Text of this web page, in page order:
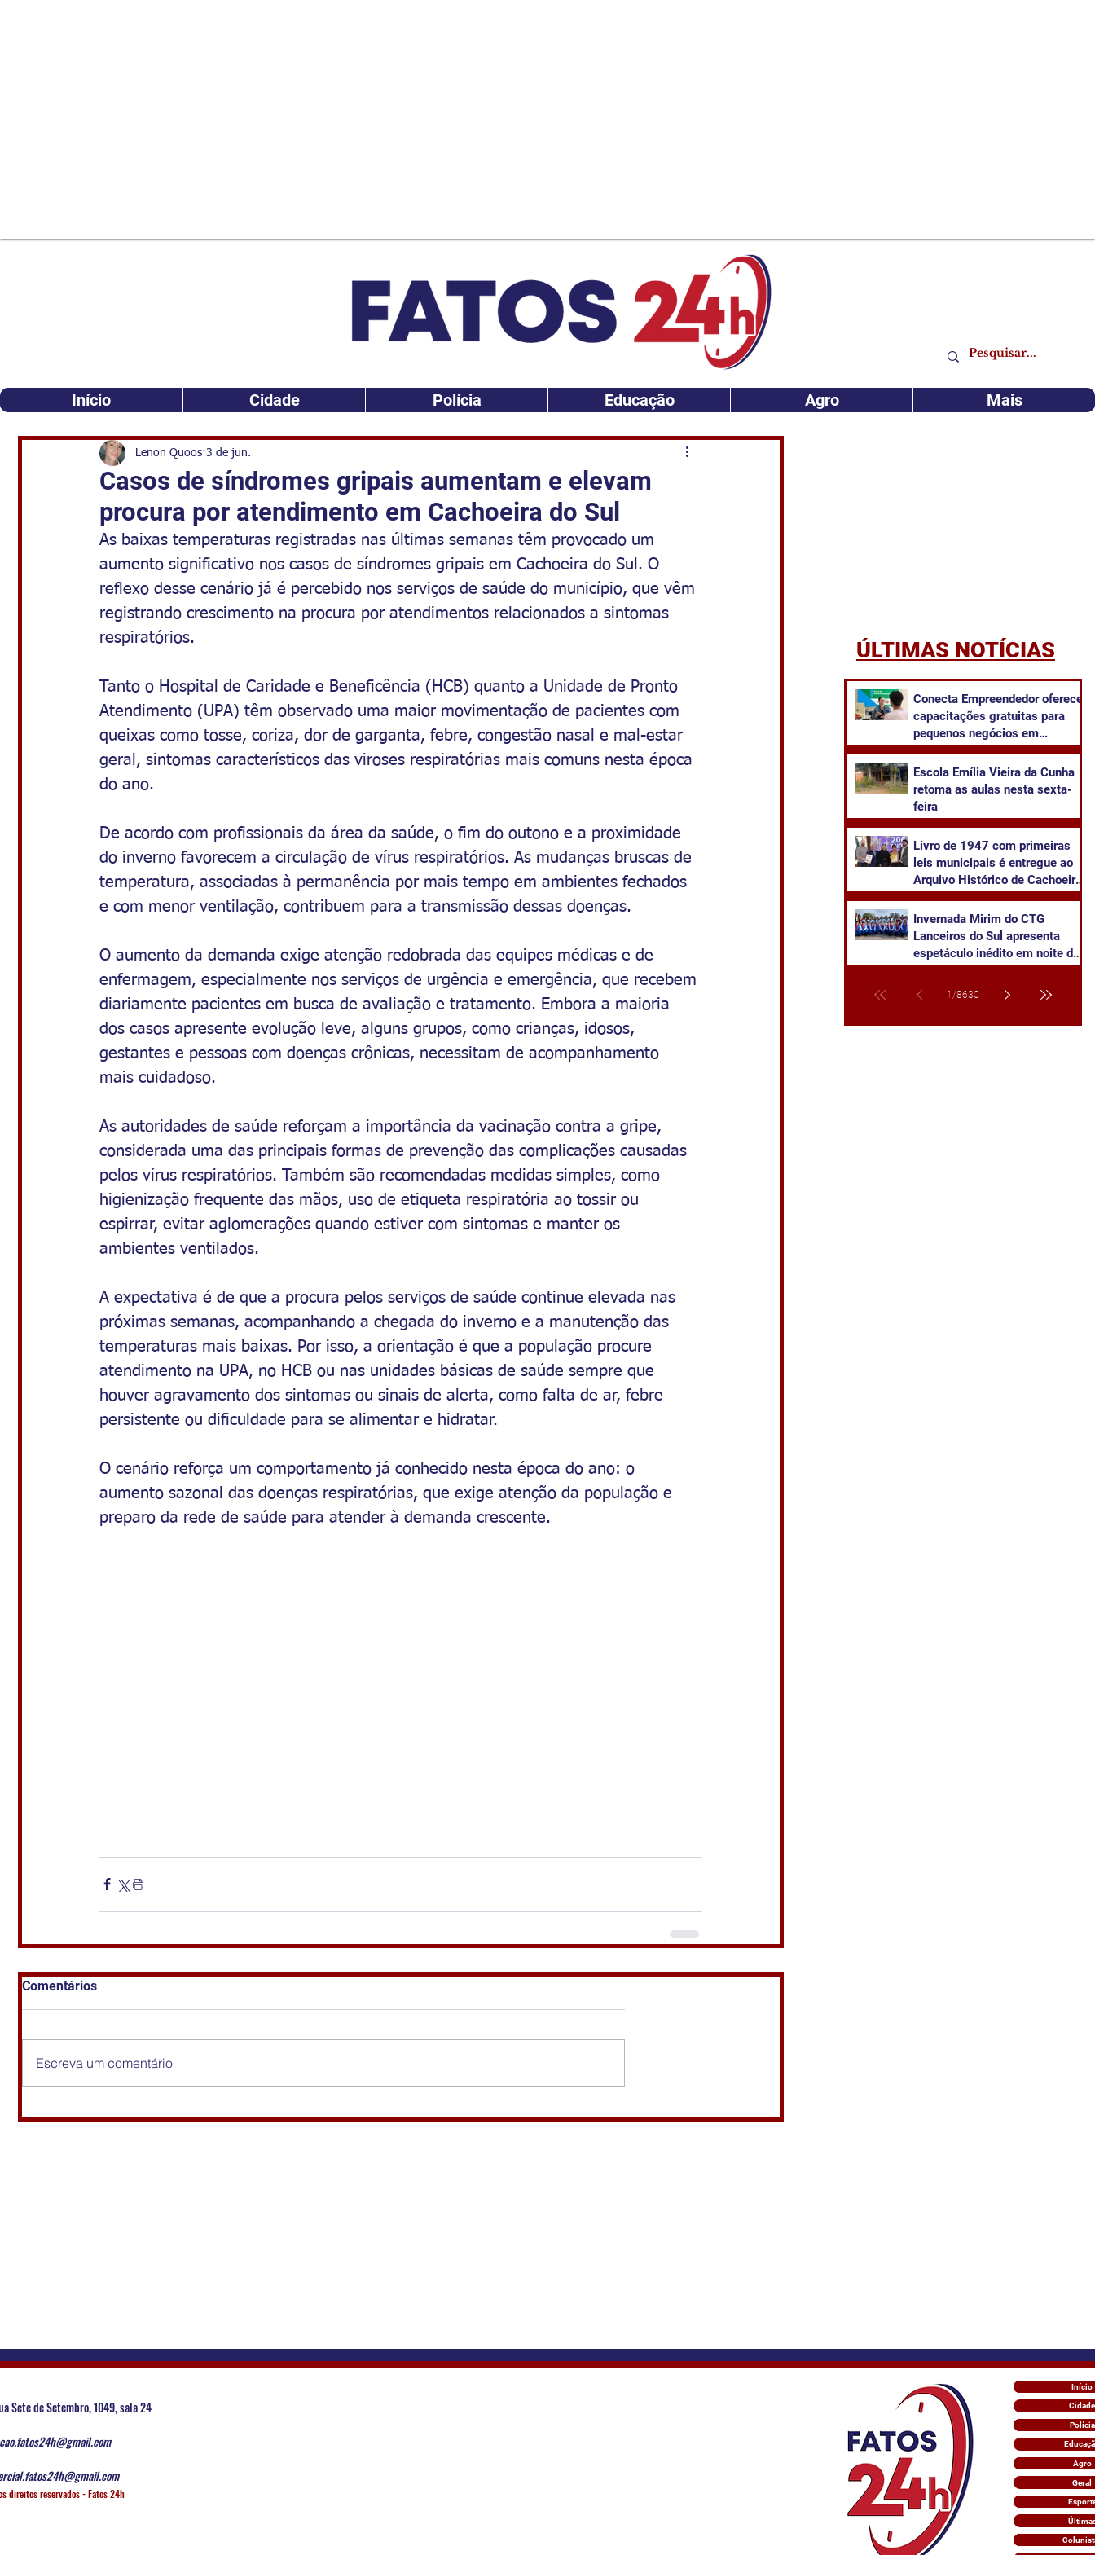
Início Cidade Polícia Educação Agro Mais
Casos de síndromes gripais aumentam e elevam
procura por atendimento em Cachoeira do Sul
Lenon Quoos 3 de jun.
As baixas temperaturas registradas nas últimas semanas têm provocado um
aumento significativo nos casos de síndromes gripais em Cachoeira do Sul. O
reflexo desse cenário já é percebido nos serviços de saúde do município, que vêm
registrando crescimento na procura por atendimentos relacionados a sintomas
respiratórios.
Tanto o Hospital de Caridade e Beneficência (HCB) quanto a Unidade de Pronto
Atendimento (UPA) têm observado uma maior movimentação de pacientes com
queixas como tosse, coriza, dor de garganta, febre, congestão nasal e mal-estar
geral, sintomas característicos das viroses respiratórias mais comuns nesta época
do ano.
De acordo com profissionais da área da saúde, o fim do outono e a proximidade
do inverno favorecem a circulação de vírus respiratórios. As mudanças bruscas de
temperatura, associadas à permanência por mais tempo em ambientes fechados
e com menor ventilação, contribuem para a transmissão dessas doenças.
O aumento da demanda exige atenção redobrada das equipes médicas e de
enfermagem, especialmente nos serviços de urgência e emergência, que recebem
diariamente pacientes em busca de avaliação e tratamento. Embora a maioria
dos casos apresente evolução leve, alguns grupos, como crianças, idosos,
gestantes e pessoas com doenças crônicas, necessitam de acompanhamento
mais cuidadoso.
As autoridades de saúde reforçam a importância da vacinação contra a gripe,
considerada uma das principais formas de prevenção das complicações causadas
pelos vírus respiratórios. Também são recomendadas medidas simples, como
higienização frequente das mãos, uso de etiqueta respiratória ao tossir ou
espirrar, evitar aglomerações quando estiver com sintomas e manter os
ambientes ventilados.
A expectativa é de que a procura pelos serviços de saúde continue elevada nas
próximas semanas, acompanhando a chegada do inverno e a manutenção das
temperaturas mais baixas. Por isso, a orientação é que a população procure
atendimento na UPA, no HCB ou nas unidades básicas de saúde sempre que
houver agravamento dos sintomas ou sinais de alerta, como falta de ar, febre
persistente ou dificuldade para se alimentar e hidratar.
O cenário reforça um comportamento já conhecido nesta época do ano: o
aumento sazonal das doenças respiratórias, que exige atenção da população e
preparo da rede de saúde para atender à demanda crescente.
Comentários
Escreva um comentário
ÚLTIMAS NOTÍCIAS
Conecta Empreendedor oferece
capacitações gratuitas para
pequenos negócios em
​Escola Emília Vieira da Cunha
retoma as aulas nesta sexta-
feira
Livro de 1947 com primeiras
leis municipais é entregue ao
Arquivo Histórico de Cachoeira
Invernada Mirim do CTG
Lanceiros do Sul apresenta
espetáculo inédito em noite de
1 /8630
Sete de Setembro, 1049, sala 24
direitos reservados - Fatos 24h
Início
Cidade
Polícia
Agro
Geral